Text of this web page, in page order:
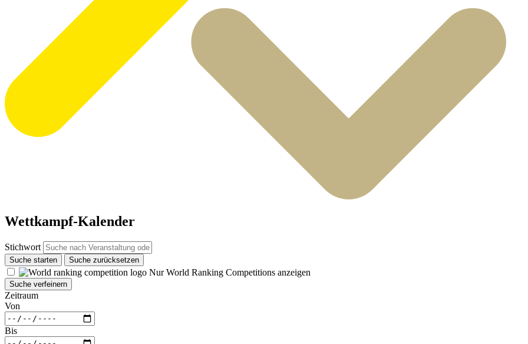
Wettkampf-Kalender
Stichwort
Suche starten Suche zurücksetzen
Nur World Ranking Competitions anzeigen
Suche verfeinern
Zeitraum
Von
Bis